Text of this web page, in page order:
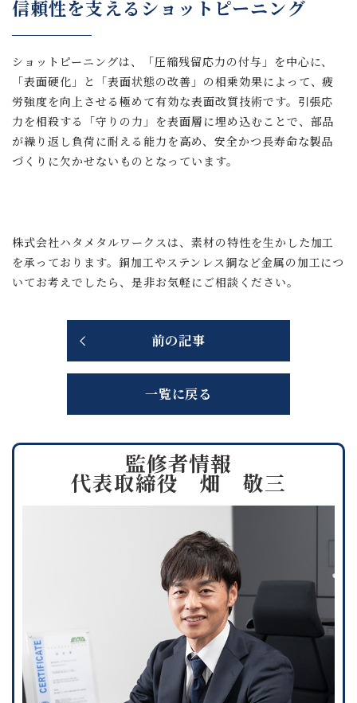
信頼性を支えるショットピーニング
ショットピーニングは、「圧縮残留応力の付与」を中心に、
「表面硬化」と「表面状態の改善」の相乗効果によって、疲
労強度を向上させる極めて有効な表面改質技術です。引張応
力を相殺する「守りの力」を表面層に埋め込むことで、部品
が繰り返し負荷に耐える能力を高め、安全かつ長寿命な製品
づくりに欠かせないものとなっています。
株式会社ハタメタルワークスは、素材の特性を生かした加工
を承っております。銅加工やステンレス鋼など金属の加工につ
いてお考えでしたら、是非お気軽にご相談ください。
前の記事
一覧に戻る
監修者情報
代表取締役 畑 敬三